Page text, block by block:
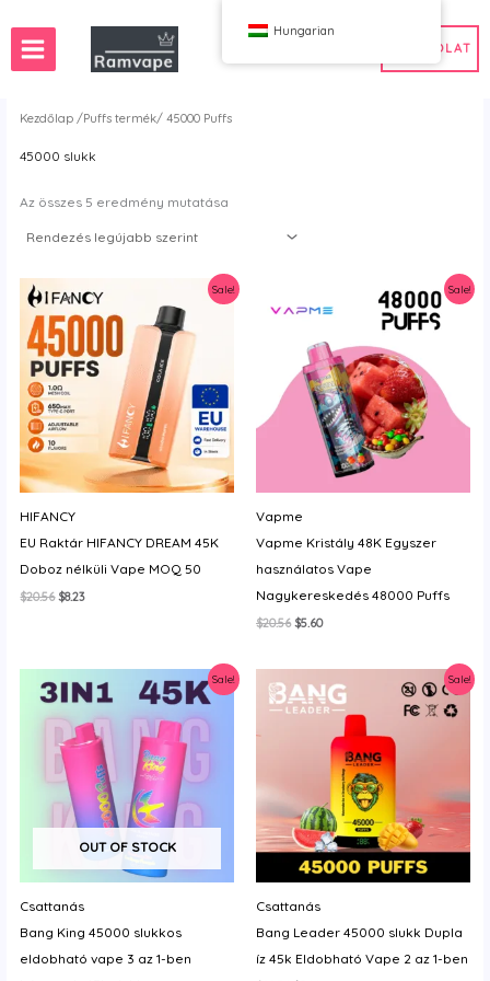
tartalomra
KAPCSOLAT
Kezdőlap /Puffs termék/ 45000 Puffs
45000 slukk
Az összes 5 eredmény mutatása
Sale!
HIFANCY
EU Raktár HIFANCY DREAM 45K
Doboz nélküli Vape MOQ 50
$20.56 Original
$8.23Current
Sale!
Vapme
Vapme Kristály 48K Egyszer
használatos Vape
Nagykereskedés 48000 Puffs
$20.56 Original
$20.56.
$5.60Current
$5.60.
Sale!
OUT OF STOCK
Csattanás
Bang King 45000 slukkos
eldobható vape 3 az 1-ben
Sale!
Csattanás
Bang Leader 45000 slukk Dupla
íz 45k Eldobható Vape 2 az 1-ben
Vape Nagykereskedelem
Spanyolország Vape Nagykereskedelem
Csattanás
FIHP
BAR
HIFANCY
OKSO
Stag Bar
UZY
Vozol
Hungarian